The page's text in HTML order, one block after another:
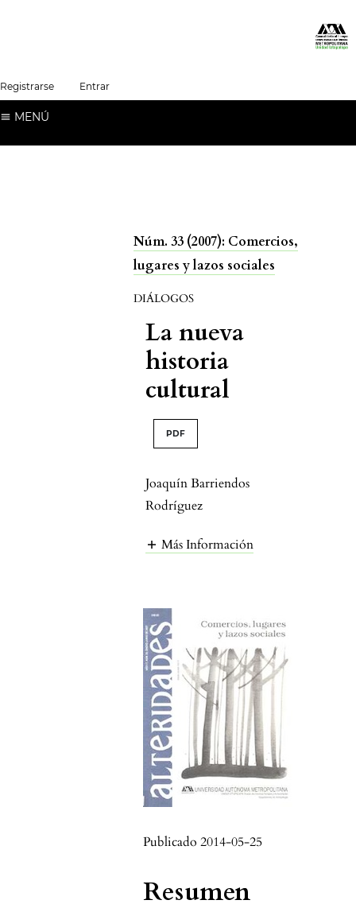
Registrarse Entrar
MENÚ
Núm. 33 (2007): Comercios,
lugares y lazos sociales
DIÁLOGOS
La nueva
historia
cultural
PDF
Joaquín Barriendos
Rodríguez
Más Información
Publicado 2014-05-25
Resumen